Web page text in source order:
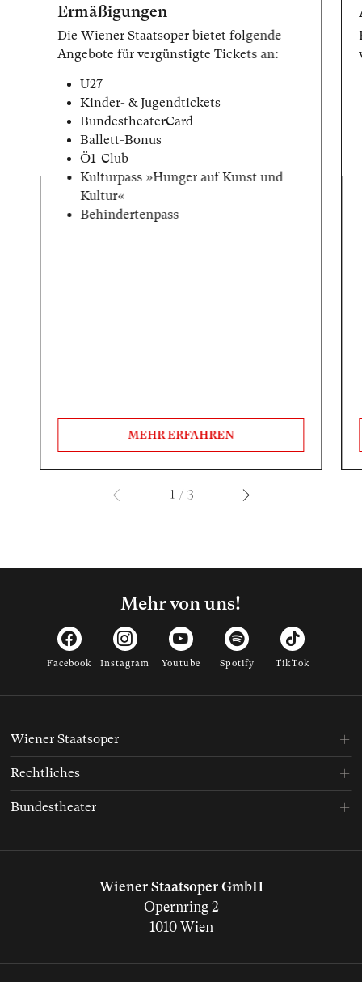
Ermäßigungen
Die Wiener Staatsoper bietet folgende
Angebote für vergünstigte Tickets an:
U27
Kinder- & Jugendtickets
BundestheaterCard
Ballett-Bonus
Ö1-Club
Kulturpass »Hunger auf Kunst und
Kultur«
Behindertenpass
MEHR ERFAHREN
1 / 3
Mehr von uns!
Facebook Instagram Youtube Spotify TikTok
Wiener Staatsoper GmbH
Opernring 2
1010 Wien
Wiener Staatsoper
Rechtliches
Bundestheater